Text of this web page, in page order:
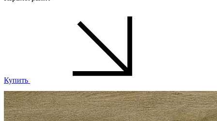
Купить